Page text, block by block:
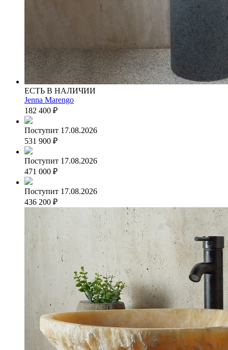
ЕСТЬ В НАЛИЧИИ
Jenna Marengo
182 400 ₽
Поступит 17.08.2026
531 900 ₽
Поступит 17.08.2026
471 000 ₽
Поступит 17.08.2026
436 200 ₽